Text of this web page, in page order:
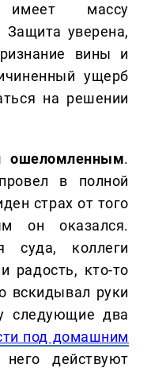
имеет массу
Защита уверена,
вины и
ущерб
на решении
ошеломленным.
в полной
страх от того
он оказался.
суда, коллеги
радость, кто-то
вскидывал руки
следующие два
под домашним
действуют